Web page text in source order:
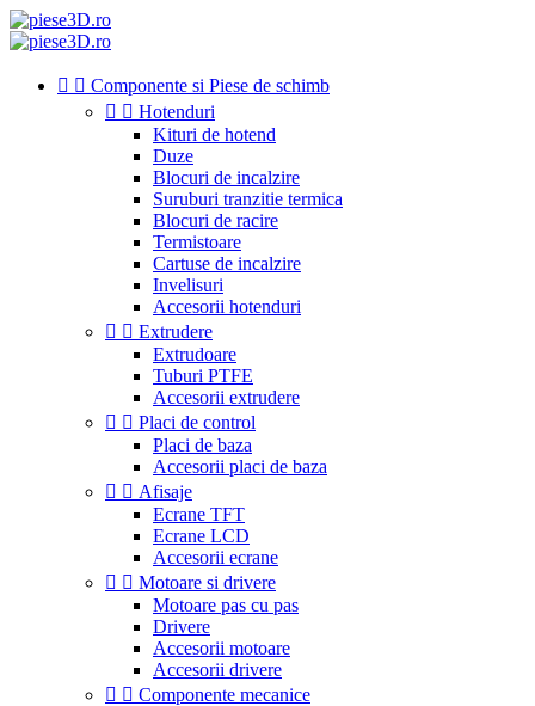
  Componente si Piese de schimb
  Hotenduri
Kituri de hotend
Duze
Blocuri de incalzire
Suruburi tranzitie termica
Blocuri de racire
Termistoare
Cartuse de incalzire
Invelisuri
Accesorii hotenduri
  Extrudere
Extrudoare
Tuburi PTFE
Accesorii extrudere
  Placi de control
Placi de baza
Accesorii placi de baza
  Afisaje
Ecrane TFT
Ecrane LCD
Accesorii ecrane
  Motoare si drivere
Motoare pas cu pas
Drivere
Accesorii motoare
Accesorii drivere
  Componente mecanice